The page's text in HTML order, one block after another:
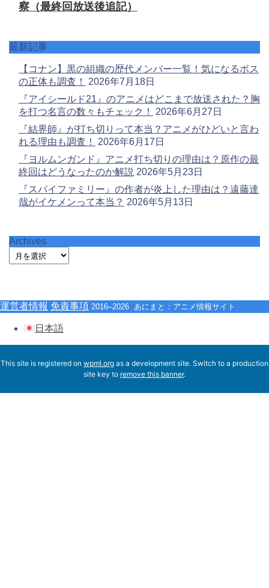
察（最終回放送後追記）
最新記事
【コナン】黒の組織の歴代メンバー一覧！気になるボス
の正体も調査！
2026年7月18日
『アイシールド21』のアニメはどこまで放送された？胸
を打つ名言の数々もチェック！
2026年6月27日
『結界師』が打ち切りって本当？アニメがひどいと言わ
れる理由も調査！
2026年6月17日
『ヨルムンガンド』アニメ打ち切りの理由は？原作の最
終回はどうなったのか解説 2026年5月23日
『スパイファミリー』の作者が炎上した理由は？遠藤達
哉がイケメンって本当？ 2026年5月13日
Archives
運営者情報 免責事項 2016–2026 あにまと：アニメ情報サイト
日本語
This site is registered on wpml.org as a development site. Switch to a production
site key to remove this banner.